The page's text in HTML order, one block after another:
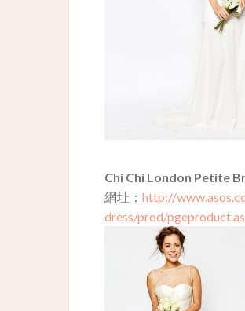
Chi Chi London Petite
網址： http://
dress/prod/